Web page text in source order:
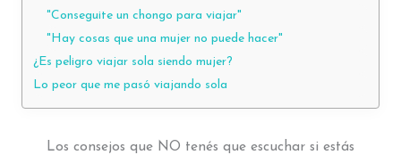
"Conseguite un chongo para viajar"
"Hay cosas que una mujer no puede hacer"
¿Es peligro viajar sola siendo mujer?
Lo peor que me pasó viajando sola
Los consejos que NO tenés que escuchar si estás